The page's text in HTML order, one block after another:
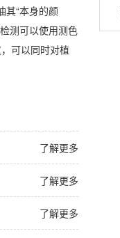
其“本身的颜
测可以使用测色
，可以同时对植
了解更多
了解更多
了解更多